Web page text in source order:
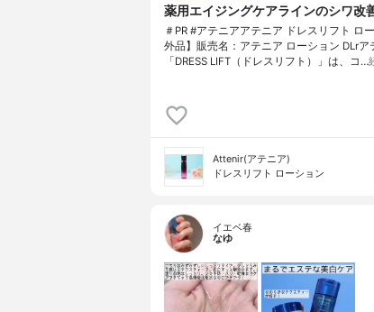
薬用エイジングケアラインのシワ改
＃PR #アテニアアテニア ドレスリフト ロ
外品】販売名：アテニア ローション DLrア
「DRESS LIFT（ドレスリフト）」は、コ…
Attenir(アテニア)
ドレスリフト ローション
イエベ春
なゆ